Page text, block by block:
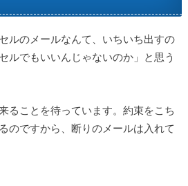
ルのメールなんて、いちいち出すの
ルでもいいんじゃないのか」と思う
ることを待っています。約束をこち
のですから、断りのメールは入れて